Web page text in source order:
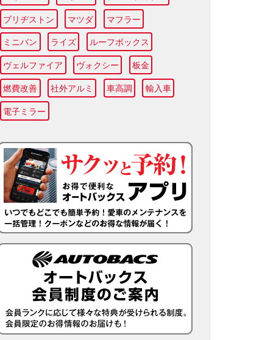
ブリヂストン マツダ マフラー
ミニバン ライズ ルーフボックス
ヴェルファイア ヴォクシー 板金
燃費改善 社外アルミ 車高調 輸入車
電子ミラー